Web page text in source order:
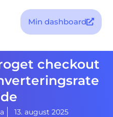
Min dashboard
checkout
13. august 2025